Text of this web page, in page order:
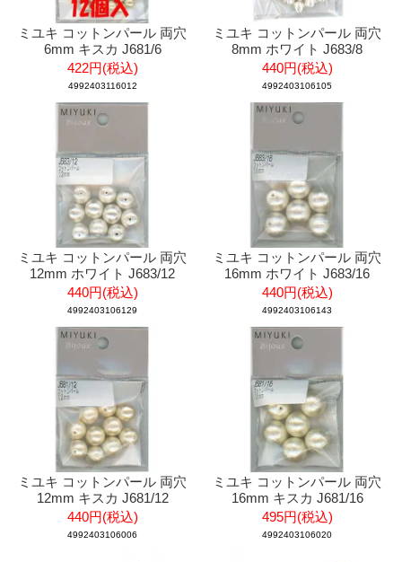
ミユキ コットンパール 両穴
6mm キスカ J681/6
422円(税込)
4992403116012
ミユキ コットンパール 両穴
8mm ホワイト J683/8
440円(税込)
4992403106105
ミユキ コットンパール 両穴
12mm ホワイト J683/12
440円(税込)
4992403106129
ミユキ コットンパール 両穴
16mm ホワイト J683/16
440円(税込)
4992403106143
ミユキ コットンパール 両穴
12mm キスカ J681/12
440円(税込)
4992403106006
ミユキ コットンパール 両穴
16mm キスカ J681/16
495円(税込)
4992403106020